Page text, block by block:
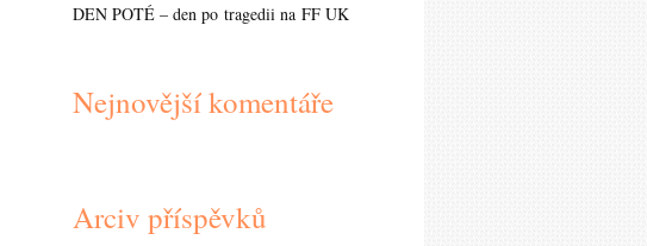
DEN POTÉ – den po tragedii na FF UK
Nejnovější komentáře
Arciv příspěvků